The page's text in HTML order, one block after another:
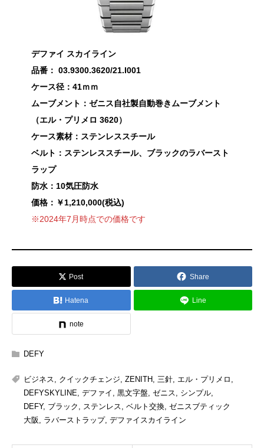
デファイ スカイライン
品番： 03.9300.3620/21.I001
ケース径：41ｍｍ
ムーブメント：ゼニス自社製自動巻きムーブメント
（エル・プリメロ 3620）
ケース素材：ステンレススチール
ベルト：ステンレススチール、ブラックのラバースト
ラップ
防水：10気圧防水
価格：￥1,210,000(税込)
※2024年7月時点での価格です
Post Share
Hatena Line
note
DEFY
ビジネス, クイックチェンジ, ZENITH, 三針, エル・プリメロ ,
DEFYSKYLINE, デファイ , 黒文字盤, ゼニス, シンプル,
DEFY, ブラック , ステンレス, ベルト交換, ゼニスブティック
大阪, ラバーストラップ, デファイスカイライン